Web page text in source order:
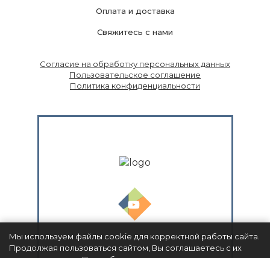
Оплата и доставка
Свяжитесь с нами
Согласие на обработку персональных данных
Пользовательское соглашение
Политика конфиденциальности
Мы используем файлы cookie для корректной работы сайта.
Продолжая пользоваться сайтом, Вы соглашаетесь с их